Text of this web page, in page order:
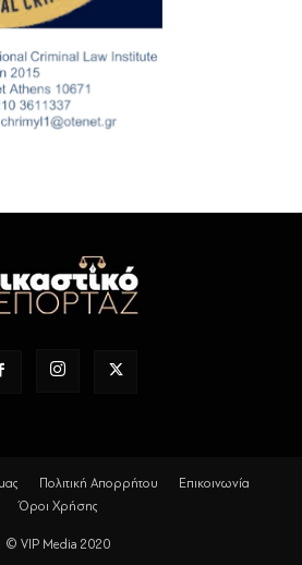
Πολιτική Απορρήτου
Επικοινωνία
Όροι Χρήσης
© VIP Media 2020